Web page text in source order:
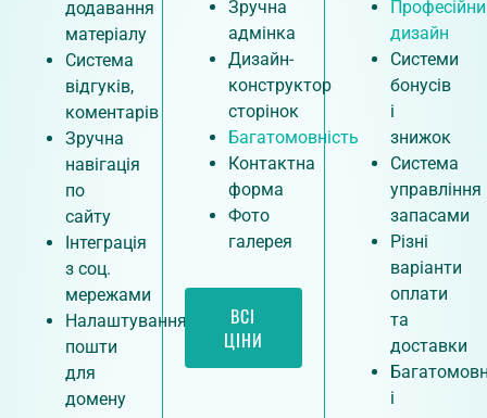
додавання
матеріалу
Система
відгуків,
коментарів
Зручна
навігація
по
сайту
Інтеграція
з соц.
мережами
Налаштування
пошти
для
домену
Зручна
адмінка
Дизайн-
конструктор
сторінок
Багатомовність
Контактна
форма
Фото
галерея
ВСІ
ЦІНИ
дизайн
Системи
бонусів
і
знижок
Система
управління
запасами
Різні
варіанти
оплати
та
доставки
і